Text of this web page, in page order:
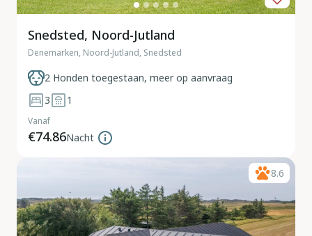
Snedsted, Noord-Jutland
Denemarken, Noord-Jutland, Snedsted
2 Honden toegestaan, meer op aanvraag
3
1
Vanaf
€74.86Nacht
8.6